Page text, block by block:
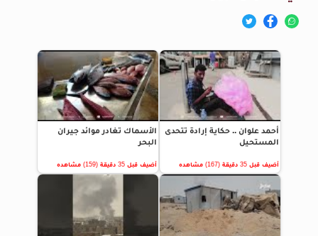
أحمد علوان .. حكاية إرادة تتحدى
المستحيل
أضيف قبل 35 دقيقة (167) مشاهده
الأسماك تغادر موائد جيران
البحر
أضيف قبل 35 دقيقة (159) مشاهده